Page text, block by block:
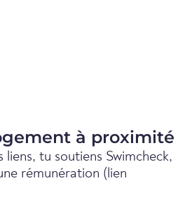
à proximité
liens, tu soutiens Swimcheck,
rémunération (lien